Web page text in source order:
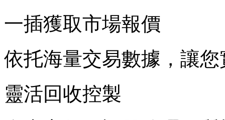
一插獲取市場報價
依托海量交易數據，讓
靈活回收控製